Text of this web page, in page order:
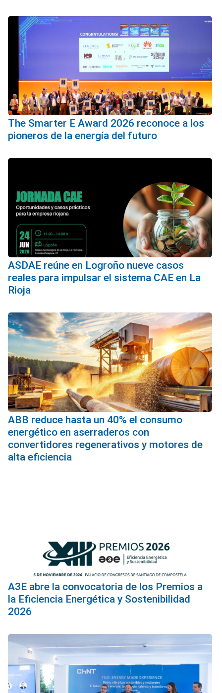
The Smarter E Award 2026 reconoce a los
pioneros de la energía del futuro
ASDAE reúne en Logroño nueve casos
reales para impulsar el sistema CAE en La
Rioja
ABB reduce hasta un 40% el consumo
energético en aserraderos con
convertidores regenerativos y motores de
alta eficiencia
A3E abre la convocatoria de los Premios a
la Eficiencia Energética y Sostenibilidad
2026